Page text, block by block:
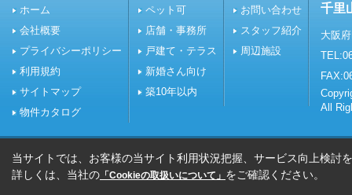
ホーム
会社概要
プライバシーポリシー
利用規約
サイトマップ
物件カタログ
ペット可
店舗・事務所
戸建て・テラス
新婚さん向け
築10年以内
お問い合わせ
スタッフ紹介
周辺施設
千里
大阪
All
当サイトでは、お客様の当サイト利用状況把握、サービス向上検討
詳しくは、当社の 「Cookieの取扱いについて」 をご確認ください。